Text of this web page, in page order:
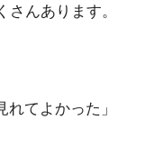
んあります。
れてよかった」